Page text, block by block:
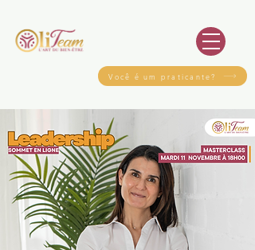
Você é um praticante?